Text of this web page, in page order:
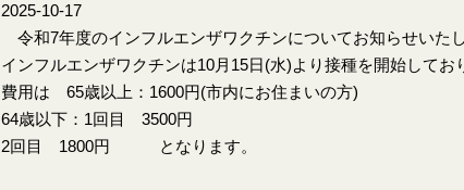
2025-10-17
令和7年度のインフルエンザワクチンについてお知らせいたし
インフルエンザワクチンは10月15日(水)より接種を開始してお
費用は 65歳以上：1600円(市内にお住まいの方)
64歳以下：1回目 3500円
2回目 1800円 となります。